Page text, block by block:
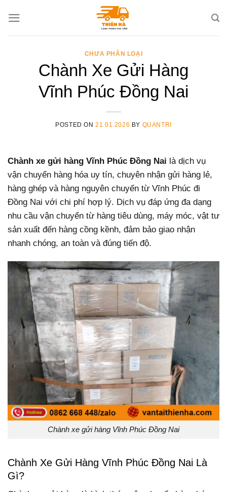
CHƯA PHÂN LOẠI
Chành Xe Gửi Hàng
Vĩnh Phúc Đồng Nai
POSTED ON21.01.2026 BY QUANTRI
Chành xe gửi hàng Vĩnh Phúc Đồng Nai là dịch vụ
vận chuyển hàng hóa uy tín, chuyên nhận gửi hàng lẻ,
hàng ghép và hàng nguyên chuyến từ Vĩnh Phúc đi
Đồng Nai với chi phí hợp lý. Dịch vụ đáp ứng đa dạng
nhu cầu vận chuyển từ hàng tiêu dùng, máy móc, vật tư
sản xuất đến hàng cồng kềnh, đảm bảo giao nhận
nhanh chóng, an toàn và đúng tiến độ.
Chành xe gửi hàng Vĩnh Phúc Đồng Nai
Chành Xe Gửi Hàng Vĩnh Phúc Đồng Nai Là
Gì?